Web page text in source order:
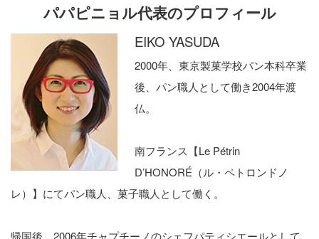
パパピニョル代表のプロフィール
EIKO YASUDA
2000年、東京製菓学校パン本科卒業
後、パン職人として働き2004年渡
仏。
南フランス【Le Pétrin
D’HONORÉ（ル・ペトロンドノ
レ）】にてパン職人、菓子職人として働く。
帰国後、2006年チャプチーノのシェフパティシエールとして